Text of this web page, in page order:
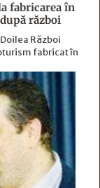
fabricarea în
război
Război
fabricat în